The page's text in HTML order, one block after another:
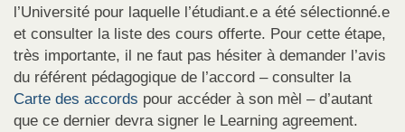
l’Université pour laquelle l’étudiant.e a été sélectionné.e
et consulter la liste des cours offerte. Pour cette étape,
très importante, il ne faut pas hésiter à demander l’avis
du référent pédagogique de l’accord – consulter la
Carte des accords pour accéder à son mèl – d’autant
que ce dernier devra signer le Learning agreement.